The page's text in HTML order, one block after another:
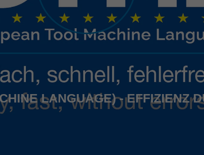
LANGUAGE) - EFFIZIENZ